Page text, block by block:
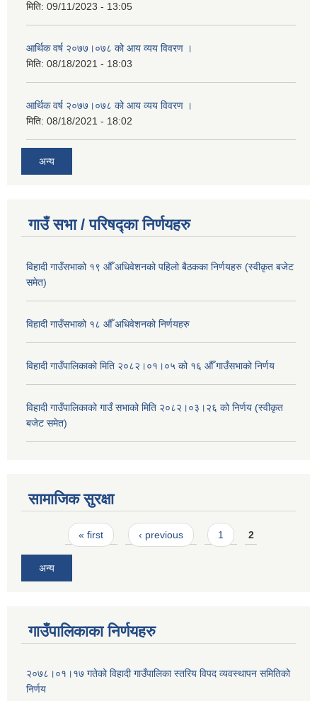
मिति: 09/11/2023 - 13:05
आर्थिक वर्ष २०७७।०७८ को आय व्यय विवरण ।
मिति: 08/18/2021 - 18:03
आर्थिक वर्ष २०७७।०७८ को आय व्यय विवरण ।
मिति: 08/18/2021 - 18:02
अन्य
गाउँ सभा / परिषद्का निर्णयहरु
विहादी गाउँसभाको १९ औँ अधिवेशनको पहिलो बैठकका निर्णयहरु (स्वीकृत बजेट
समेत)
विहादी गाउँसभाको १८ औँ अधिवेशनको निर्णयहरु
विहादी गाउँपालिकाको मिति २०८२।०१।०५ को १६ औँ गाउँसभाको निर्णय
विहादी गाउँपालिकाको गाउँ सभाको मिति २०८२।०३।२६ को निर्णय (स्वीकृत
बजेट समेत)
सामाजिक सुरक्षा
Pages« first ‹ previous 1 2
अन्य
गाउँपालिकाका निर्णयहरु
२०७८।०१।१७ गतेको विहादी गाउँपालिका स्तरिय विपद व्यवस्थापन समितिको
निर्णय